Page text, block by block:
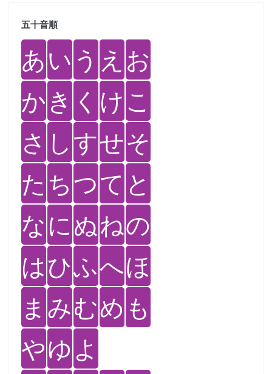
五十音順
あい う え お
かき く けこ
さ しすせそ
た ちつて と
なにぬねの
はひふへほ
ま みむめ も
やゆ よ